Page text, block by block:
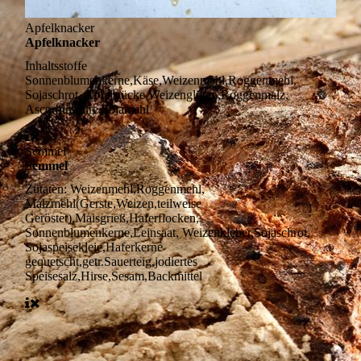
Apfelknacker
Apfelknacker
Inhaltsstoffe
Sonnenblumenkerne,Käse,Weizenmehl,Roggenmehl,
Sojaschrot, Apfelstücke,Weizengluten,Roggenmalz,
Ascorbinsäure,Sojamehl
Semmel
Semmel
Zutaten:Weizenmehl,Roggenmehl,
Malzmehl(Gerste,Weizen,teilweise
Geröstet),Maisgrieß,Haferflocken,
Sonnenblumenkerne,Leinsaat, Weizenkleber,Sojaschrot,
Sojaspeisekleie,Haferkerne
gequetscht,getr.Sauerteig,jodiertes
Speisesalz,Hirse,Sesam,Backmittel